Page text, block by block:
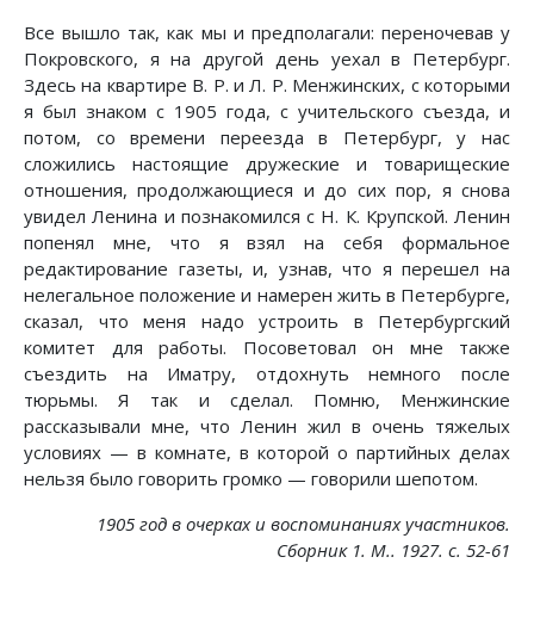
Все вышло так, как мы и предполагали: переночевав у
Покровского, я на другой день уехал в Петербург.
Здесь на квартире В. Р. и Л. Р. Менжинских, с которыми
я был знаком с 1905 года, с учительского съезда, и
потом, со времени переезда в Петербург, у нас
сложились настоящие дружеские и товарищеские
отношения, продолжающиеся и до сих пор, я снова
увидел Ленина и познакомился с Н. К. Крупской. Ленин
попенял мне, что я взял на себя формальное
редактирование газеты, и, узнав, что я перешел на
нелегальное положение и намерен жить в Петербурге,
сказал, что меня надо устроить в Петербургский
комитет для работы. Посоветовал он мне также
съездить на Иматру, отдохнуть немного после
тюрьмы. Я так и сделал. Помню, Менжинские
рассказывали мне, что Ленин жил в очень тяжелых
условиях — в комнате, в которой о партийных делах
нельзя было говорить громко — говорили шепотом.
1905 год в очерках и воспоминаниях участников.
Сборник 1. М.. 1927. с. 52-61